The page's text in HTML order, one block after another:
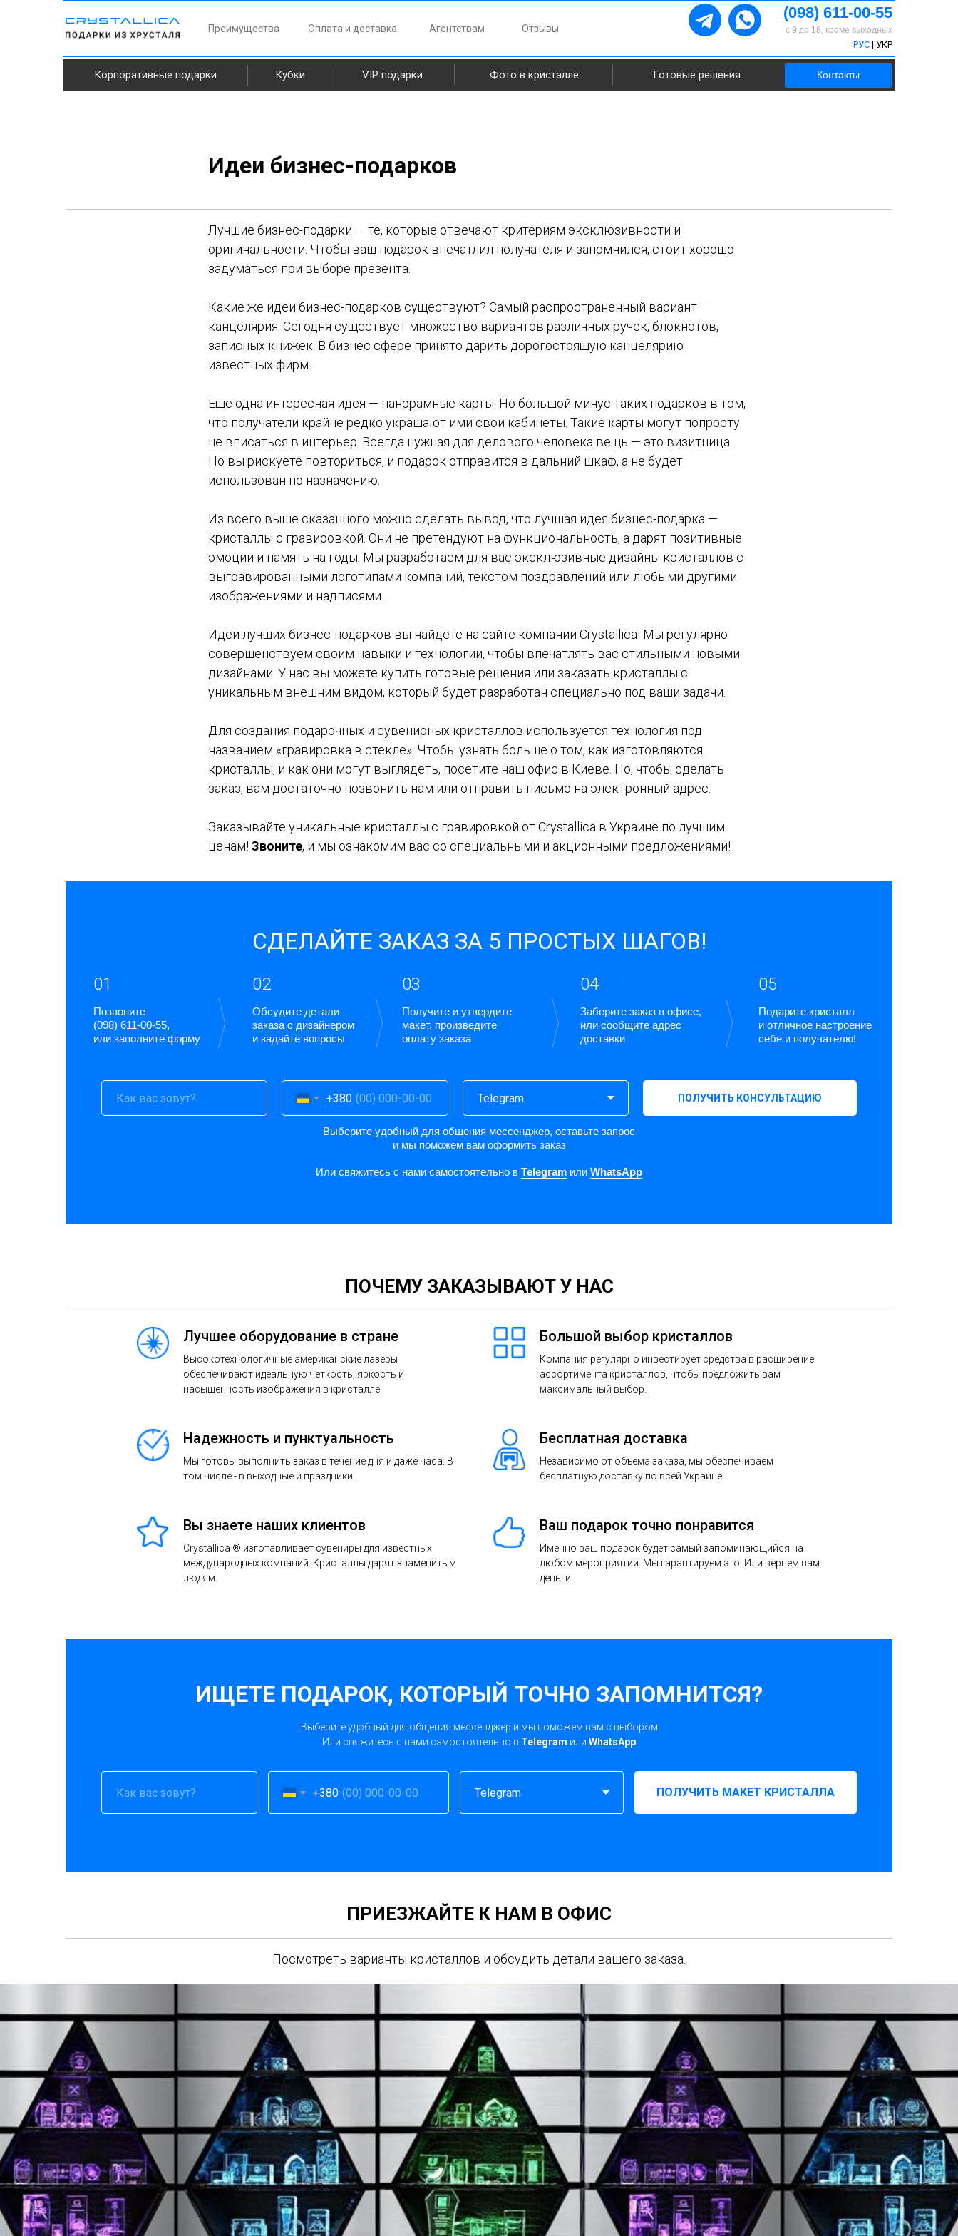
с 9 до 18, кроме выходных
Преимущества Отзывы
Агентствам
Оплата и доставка
(098) 611-00-55
РУС | УКР
Корпоративные подарки Кубки VIP подарки Фото в кристалле Готовые решения Контакты
Идеи бизнес-подарков
Лучшие бизнес-подарки — те, которые отвечают критериям эксклюзивности и
оригинальности. Чтобы ваш подарок впечатлил получателя и запомнился, стоит хорошо
задуматься при выборе презента.
Какие же идеи бизнес-подарков существуют? Самый распространенный вариант —
канцелярия. Сегодня существует множество вариантов различных ручек, блокнотов,
записных книжек. В бизнес сфере принято дарить дорогостоящую канцелярию
известных фирм.
Еще одна интересная идея — панорамные карты. Но большой минус таких подарков в том,
что получатели крайне редко украшают ими свои кабинеты. Такие карты могут попросту
не вписаться в интерьер. Всегда нужная для делового человека вещь — это визитница.
Но вы рискуете повториться, и подарок отправится в дальний шкаф, а не будет
использован по назначению.
Из всего выше сказанного можно сделать вывод, что лучшая идея бизнес-подарка —
кристаллы с гравировкой. Они не претендуют на функциональность, а дарят позитивные
эмоции и память на годы. Мы разработаем для вас эксклюзивные дизайны кристаллов с
выгравированными логотипами компаний, текстом поздравлений или любыми другими
изображениями и надписями.
Идеи лучших бизнес-подарков вы найдете на сайте компании Crystallica! Мы регулярно
совершенствуем своим навыки и технологии, чтобы впечатлять вас стильными новыми
дизайнами. У нас вы можете купить готовые решения или заказать кристаллы с
уникальным внешним видом, который будет разработан специально под ваши задачи.
Для создания подарочных и сувенирных кристаллов используется технология под
названием «гравировка в стекле». Чтобы узнать больше о том, как изготовляются
кристаллы, и как они могут выглядеть, посетите наш офис в Киеве. Но, чтобы сделать
заказ, вам достаточно позвонить нам или отправить письмо на электронный адрес.
Заказывайте уникальные кристаллы с гравировкой от Crystallica в Украине по лучшим
ценам! Звоните, и мы ознакомим вас со специальными и акционными предложениями!
Позвоните
(098) 611-00-55,
или заполните форму
01
Обсудите детали
заказа с дизайнером
и задайте вопросы
02
Получите и утвердите
макет, произведите
оплату заказа
03
Заберите заказ в офисе,
или сообщите адрес
доставки
04
Подарите кристалл
и отличное настроение
себе и получателю!
05
СДЕЛАЙТЕ ЗАКАЗ ЗА 5 ПРОСТЫХ ШАГОВ!
+380 ПОЛУЧИТЬ КОНСУЛЬТАЦИЮ
Выберите удобный для общения мессенджер, оставьте запрос
и мы поможем вам оформить заказ
Или свяжитесь с нами самостоятельно в Telegram или WhatsApp
ПОЧЕМУ ЗАКАЗЫВАЮТ У НАС
Лучшее оборудование в стране
Высокотехнологичные американские лазеры
обеспечивают идеальную четкость, яркость и
насыщенность изображения в кристалле.
Большой выбор кристаллов
Компания регулярно инвестирует средства в расширение
ассортимента кристаллов, чтобы предложить вам
максимальный выбор.
Надежность и пунктуальность
Мы готовы выполнить заказ в течение дня и даже часа. В
том числе - в выходные и праздники.
Бесплатная доставка
Независимо от объема заказа, мы обеспечиваем
бесплатную доставку по всей Украине.
Вы знаете наших клиентов
Crystallica ® изготавливает сувениры для известных
международных компаний. Кристаллы дарят знаменитым
людям.
Ваш подарок точно понравится
Именно ваш подарок будет самый запоминающийся на
любом мероприятии. Мы гарантируем это. Или вернем вам
деньги.
ИЩЕТЕ ПОДАРОК, КОТОРЫЙ ТОЧНО ЗАПОМНИТСЯ?
Выберите удобный для общения мессенджер и мы поможем вам с выбором
Или свяжитесь с нами самостоятельно в Telegram или WhatsApp
+380 ПОЛУЧИТЬ МАКЕТ КРИСТАЛЛА
ПРИЕЗЖАЙТЕ К НАМ В ОФИС
Посмотреть варианты кристаллов и обсудить детали вашего заказа.